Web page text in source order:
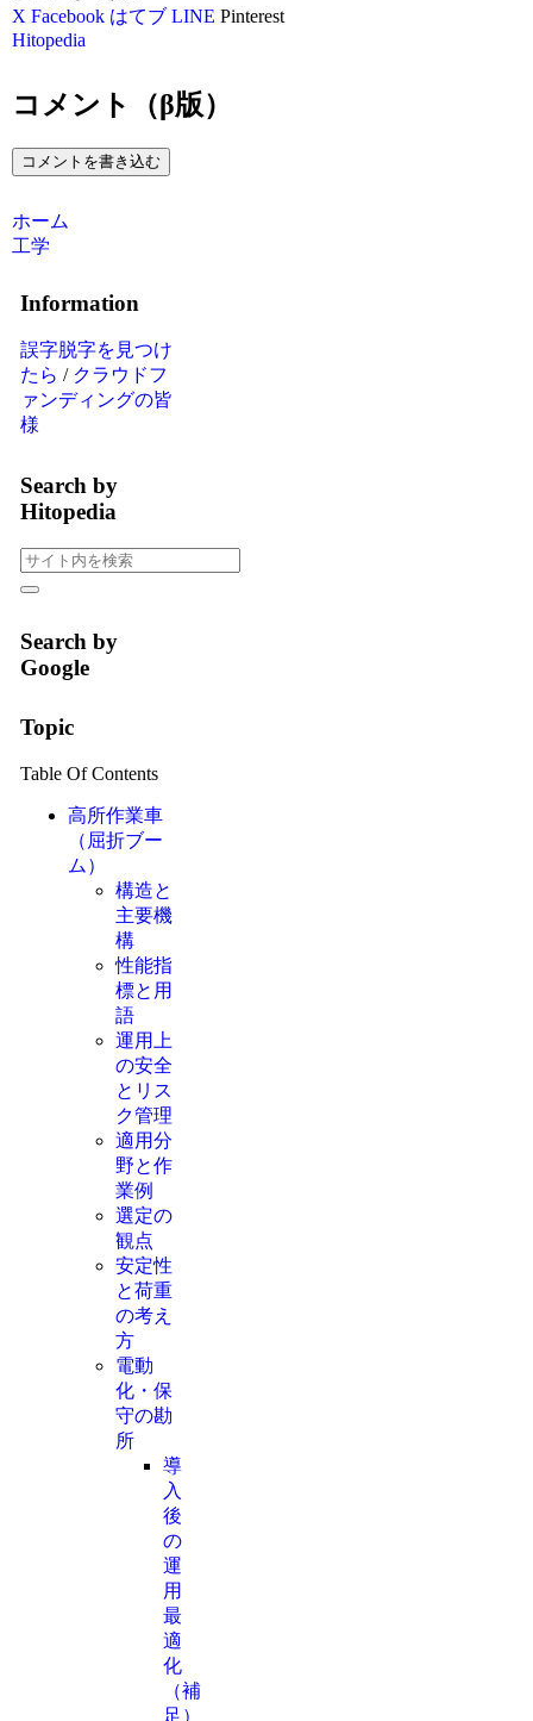
X Facebook はてブ LINE Pinterest
Hitopedia
コメント（β版）
コメントを書き込む
ホーム
工学
Information
誤字脱字を見つけ
たら / クラウドフ
ァンディングの皆
様
Search by
Hitopedia
Search by
Google
Topic
Table Of Contents
高所作業車
（屈折ブー
ム）
構造と
主要機
構
性能指
標と用
語
運用上
の安全
とリス
ク管理
適用分
野と作
業例
選定の
観点
安定性
と荷重
の考え
方
電動
化・保
守の勘
所
導
入
後
の
運
用
最
適
化
（補
足）